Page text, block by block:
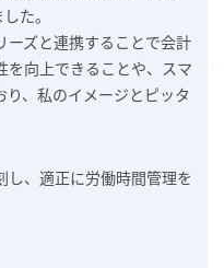
た。
ーズと連携することで会計
を向上できることや、スマ
り、私のイメージとピッタ
し、適正に労働時間管理を